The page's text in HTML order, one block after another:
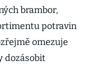
brambor,
potravin
omezuje
dozásobit